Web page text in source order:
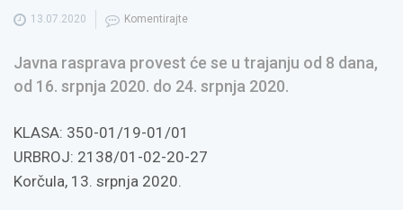
13.07.2020 Komentirajte
Javna rasprava provest će se u trajanju od 8 dana,
od 16. srpnja 2020. do 24. srpnja 2020.
KLASA: 350-01/19-01/01
URBROJ: 2138/01-02-20-27
Korčula, 13. srpnja 2020.